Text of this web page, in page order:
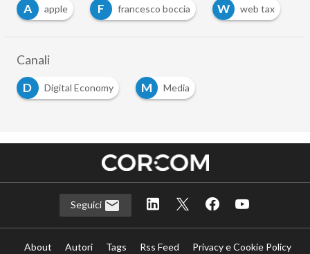
A
apple F francesco boccia W web tax
Canali
D
Digital Economy M Media
Seguici
About Autori Tags Rss Feed
Privacy e Cookie Policy